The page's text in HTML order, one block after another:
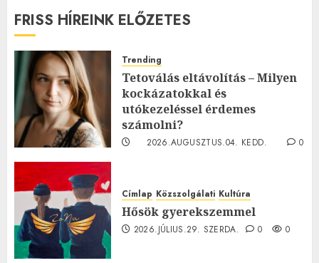
FRISS HÍREINK ELŐZETES
Trending
Tetoválás eltávolítás – Milyen
kockázatokkal és
utókezeléssel érdemes
számolni?
2026.AUGUSZTUS.04. KEDD.
0
Címlap Közszolgálati Kultúra
Hősök gyerekszemmel
2026.JÚLIUS.29. SZERDA. 0 0